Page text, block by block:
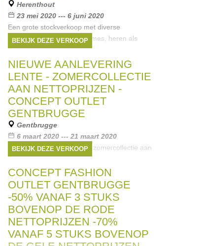
Herenthout
23 mei 2020 --- 6 juni 2020
Een grote stockverkoop met diverse
merkkleding voor zowel dames, heren als
kinderen. 10 euro / stuk of bij aankoop van 6
stuks = 50 euro De voorgeschreven
maatregelen ivm Covid 19 worden uiteraard
ook
Merken:Esprit, CKS, Riverwoods
Tom Tailor, ...
BEKIJK DEZE VERKOOP
NIEUWE AANLEVERING
LENTE - ZOMERCOLLECTIE
AAN NETTOPRIJZEN -
CONCEPT OUTLET
GENTBRUGGE
Gentbrugge
6 maart 2020 --- 21 maart 2020
Nieuwe aanlevering lente - zomercollectie aan
nettoprijzen, 50% extra korting op de
wintercollectie bij aankoop vanaf 5 stuks
Merken:CKS,Geisha,G-Star,Scotch &
Soda, Superstar, ...
BEKIJK DEZE VERKOOP
CONCEPT FASHION
OUTLET GENTBRUGGE
-50% VANAF 3 STUKS
BOVENOP DE RODE
NETTOPRIJZEN -70%
VANAF 5 STUKS BOVENOP